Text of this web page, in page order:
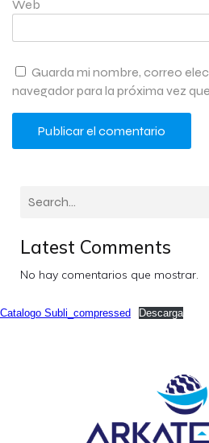
Web
Guarda mi nombre, correo
navegador para la próxima vez
Latest Comments
No hay comentarios que mostrar.
Catalogo Subli_compressed Descarga